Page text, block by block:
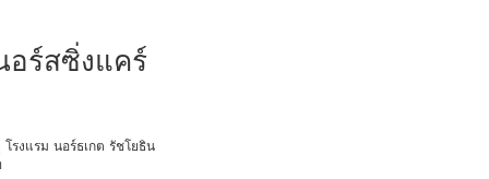
ร์สซิ่งแคร์
รงแรม นอร์ธเกต รัชโยธิน